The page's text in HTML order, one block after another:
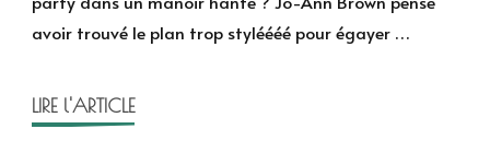
de
Carine
avoir trouvé le plan trop styléééé pour égayer …
LIRE l'ARTICLE